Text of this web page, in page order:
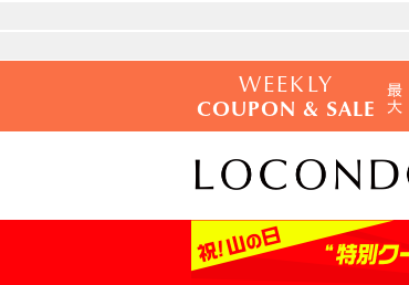
WEEKLY
COUPON & SALE